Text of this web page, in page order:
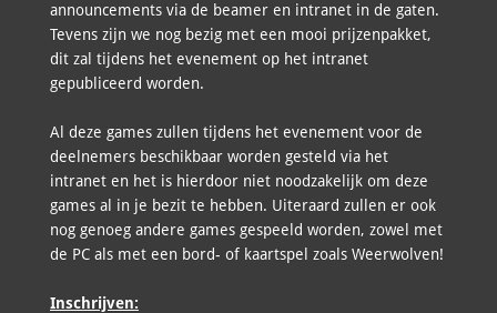
announcements via de beamer en intranet in de gaten.
Tevens zijn we nog bezig met een mooi prijzenpakket,
dit zal tijdens het evenement op het intranet
gepubliceerd worden.
Al deze games zullen tijdens het evenement voor de
deelnemers beschikbaar worden gesteld via het
intranet en het is hierdoor niet noodzakelijk om deze
games al in je bezit te hebben. Uiteraard zullen er ook
nog genoeg andere games gespeeld worden, zowel met
de PC als met een bord- of kaartspel zoals Weerwolven!
Inschrijven: